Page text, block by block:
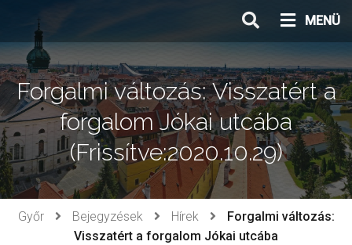
tartalomhoz
MENÜ
Forgalmi változás: Visszatért a
forgalom Jókai utcába
(Frissítve:2020.10.29)
Győr Bejegyzések Hírek
Forgalmi változás:
Visszatért a forgalom Jókai utcába